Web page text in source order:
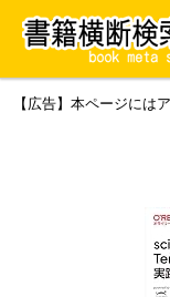
【広告】本ページには